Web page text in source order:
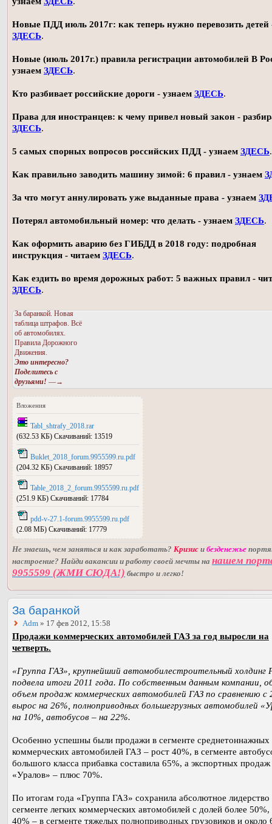
Новые ПДД июль 2017г: как теперь нужно перевозить детей
ЗДЕСЬ.
Новые (июль 2017г.) правила регистрации автомобилей В
узнаем ЗДЕСЬ.
Кто разбивает российские дороги - узнаем ЗДЕСЬ.
Права для иностранцев: к чему привел новый закон -
ЗДЕСЬ.
5 самых спорных вопросов российских ПДД - узнаем ЗДЕСЬ.
Как правильно заводить машину зимой: 6 правил - узнаем
За что могут аннулировать уже выданные права - узнаем
Потерял автомобильный номер: что делать - узнаем ЗДЕСЬ.
Как оформить аварию без ГИБДД в 2018 году: подробная
инструкция - читаем ЗДЕСЬ.
Как ездить во время дорожных работ: 5 важных правил -
ЗДЕСЬ.
За баранкой. Новая
таблица штрафов. Всё
об автомобилях.
Правила Дорожного
Движения.
Это интересно?
Поделитесь с
друзьями! —→
Вложения
Tabl_shtrafy_2018.rar
(632.53 КБ) Скачиваний: 13519
Buklet_2018_forum.9955599.ru.pdf
(204.32 КБ) Скачиваний: 18957
Table_2018_2_forum.9955599.ru.pdf
(251.9 КБ) Скачиваний: 17784
pdd-v-27.1-forum.9955599.ru.pdf
(2.08 МБ) Скачиваний: 17779
Не знаешь, чем заняться и как заработать? Кризис и безденежье
настроение? Найди вакансии и работу своей мечты на нашем
9955599 (ЖМИ СЮДА!) быстро и легко!
За баранкой
Adm » 17 фев 2012, 15:58
Продажи коммерческих автомобилей ГАЗ за год выросли на
четверть.
«Группа ГАЗ», крупнейший автомобилестроительный холдинг
подвела итоги 2011 года. По собственным данным компании,
объем продаж коммерческих автомобилей ГАЗ по сравнению с
вырос на 26%, полноприводных большегрузных автомобилей
на 10%, автобусов – на 22%.
Особенно успешны были продажи в сегменте среднетоннажных
коммерческих автомобилей ГАЗ – рост 40%, в сегменте
большого класса прибавка составила 65%, а экспортных продаж
«Уралов» – плюс 70%.
По итогам года «Группа ГАЗ» сохранила абсолютное лидерство
сегменте легких коммерческих автомобилей с долей более
40% – в сегменте тяжелых полноприводных грузовиков и около